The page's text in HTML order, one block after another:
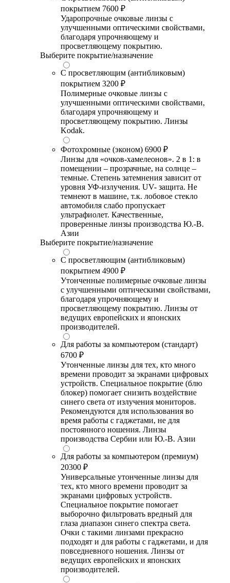
покрытием 7600 ₽
Ударопрочные очковые линзы с
улучшенными оптическими свойствами,
благодаря упрочняющему и
просветляющему покрытию.
Выберите покрытие/назначение
С просветляющим (антибликовым)
покрытием 3200 ₽
Полимерные очковые линзы с
улучшенными оптическими свойствами,
благодаря упрочняющему и
просветляющему покрытию. Линзы
Kodak.
Фотохромные (эконом) 6900 ₽
Линзы для «очков-хамелеонов». 2 в 1: в
помещении – прозрачные, на солнце –
темные. Степень затемнения зависит от
уровня УФ-излучения. UV- защита. Не
темнеют в машине, т.к. лобовое стекло
автомобиля слабо пропускает
ультрафиолет. Качественные,
проверенные линзы производства Ю.-В.
Азии
Выберите покрытие/назначение
С просветляющим (антибликовым)
покрытием 4900 ₽
Утонченные полимерные очковые линзы
с улучшенными оптическими свойствами,
благодаря упрочняющему и
просветляющему покрытию. Линзы от
ведущих европейских и японских
производителей.
Для работы за компьютером (стандарт)
6700 ₽
Утонченные линзы для тех, кто много
времени проводит за экранами цифровых
устройств. Специальное покрытие (блю
блокер) помогает снизить воздействие
синего света от излучения мониторов.
Рекомендуются для использования во
время работы с гаджетами, не для
постоянного ношения. Линзы
производства Сербии или Ю.-В. Азии
Для работы за компьютером (премиум)
20300 ₽
Универсальные утонченные линзы для
тех, кто много времени проводит за
экранами цифровых устройств.
Специальное покрытие помогает
выборочно фильтровать вредный для
глаза диапазон синего спектра света.
Очки с такими линзами прекрасно
подходят и для работы с гаджетами, и для
повседневного ношения. Линзы от
ведущих европейских и японских
производителей.